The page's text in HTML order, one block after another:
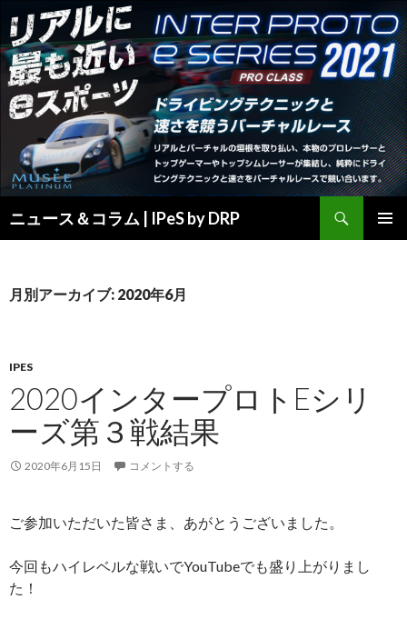
ニュース＆コラム | IPeS by DRP
索
ン
キ
ッ
プ
月別アーカイブ: 2020年6月
IPES
2020インタープロトEシリ
ーズ第３戦結果
2020年6月15日 コメントする
ご参加いただいた皆さま、あがとうございました。
今回もハイレベルな戦いでYouTubeでも盛り上がりまし
た！